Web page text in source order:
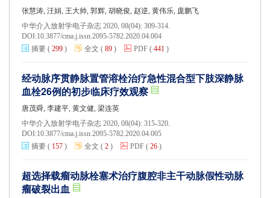
张慧涛, 汪娟, 王大帅, 郭辉, 胡晓俊, 赵逆, 黄伟乐, 庞鹏飞
中华介入放射学电子杂志 2020, 08(04): 309-314.
DOI:10.3877/cma.j.issn.2095-5782.2020.04.004
摘要 ( 299 ) 全文 ( 89 ) PDF ( 441 )
经动脉序贯静脉置管溶栓治疗急性混合型下肢深静脉
血栓26例的初步临床疗效观察
唐茂舜, 李建平, 黄文健, 梁连英
中华介入放射学电子杂志 2020, 08(04): 315-320.
DOI:10.3877/cma.j.issn.2095-5782.2020.04.005
摘要 ( 157 ) 全文 ( 2 ) PDF ( 26 )
超选择载瘤动脉栓塞术治疗腹腔非主干动脉假性动脉
瘤破裂出血